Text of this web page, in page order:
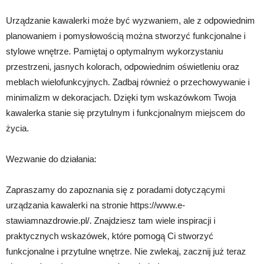
Urządzanie kawalerki może być wyzwaniem, ale z odpowiednim
planowaniem i pomysłowością można stworzyć funkcjonalne i
stylowe wnętrze. Pamiętaj o optymalnym wykorzystaniu
przestrzeni, jasnych kolorach, odpowiednim oświetleniu oraz
meblach wielofunkcyjnych. Zadbaj również o przechowywanie i
minimalizm w dekoracjach. Dzięki tym wskazówkom Twoja
kawalerka stanie się przytulnym i funkcjonalnym miejscem do
życia.
Wezwanie do działania:
Zapraszamy do zapoznania się z poradami dotyczącymi
urządzania kawalerki na stronie https://www.e-
stawiamnazdrowie.pl/. Znajdziesz tam wiele inspiracji i
praktycznych wskazówek, które pomogą Ci stworzyć
funkcjonalne i przytulne wnętrze. Nie zwlekaj, zacznij już teraz